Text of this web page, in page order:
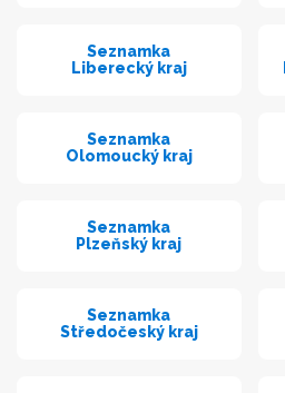
Seznamka
Liberecký kraj
Seznamka
Olomoucký kraj
Seznamka
Plzeňský kraj
Seznamka
Středočeský kraj